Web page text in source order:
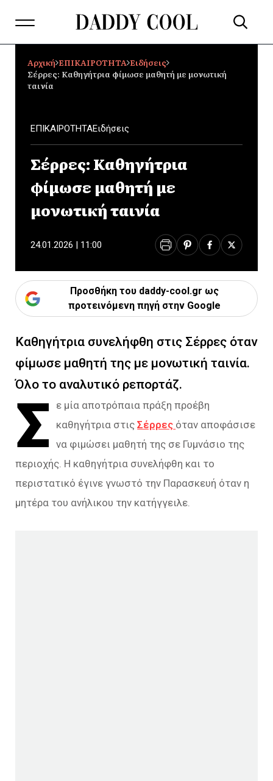
Αρχική ΕΠΙΚΑΙΡΟΤΗΤΑ Ειδήσεις
Σέρρες: Καθηγήτρια φίμωσε μαθητή με μονωτική
ταινία
ΕΠΙΚΑΙΡΟΤΗΤΑΕιδήσεις
Σέρρες: Καθηγήτρια
φίμωσε μαθητή με
μονωτική ταινία
24.01.2026 | 11:00
Προσθήκη του daddy-cool.gr ως
προτεινόμενη πηγή στην Google
Καθηγήτρια συνελήφθη στις Σέρρες όταν
φίμωσε μαθητή της με μονωτική ταινία.
Όλο το αναλυτικό ρεπορτάζ.
Σ
ε μία αποτρόπαια πράξη προέβη
καθηγήτρια στιςΣέρρες όταν αποφάσισε
να φιμώσει μαθητή της σε Γυμνάσιο της
περιοχής. Η καθηγήτρια συνελήφθη και το
περιστατικό έγινε γνωστό την Παρασκευή όταν η
μητέρα του ανήλικου την κατήγγειλε.